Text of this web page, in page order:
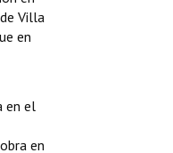
Villa
en
en el
en